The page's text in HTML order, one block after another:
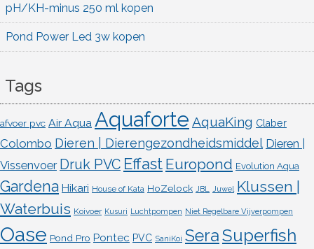
pH/KH-minus 250 ml kopen
Pond Power Led 3w kopen
Tags
afvoer pvc Air Aqua Aquaforte AquaKing Claber
Colombo Dieren | Dierengezondheidsmiddel Dieren |
Vissenvoer Druk PVC Effast Europond Evolution Aqua
Gardena Hikari House of Kata HoZelock JBL Juwel Klussen |
Waterbuis Koivoer Kusuri Luchtpompen Niet Regelbare Vijverpompen
Oase Pond Pro Pontec PVC SaniKoi SeraSuperfish